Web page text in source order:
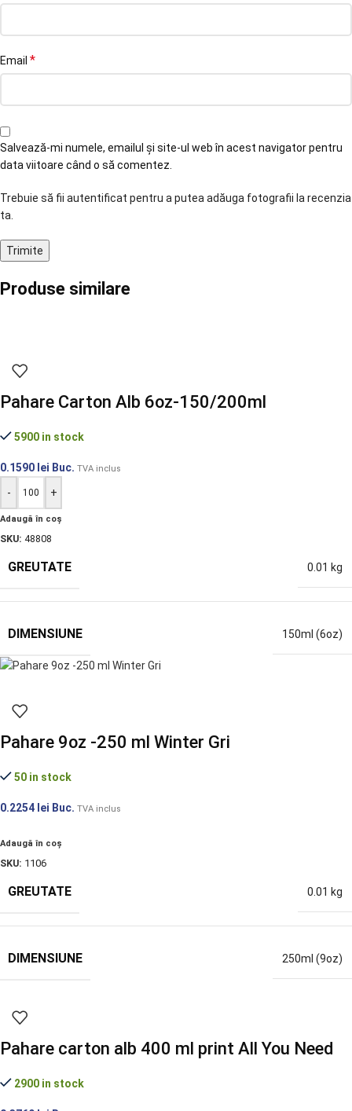
Email *
Salvează-mi numele, emailul și site-ul web în acest navigator pentru
data viitoare când o să comentez.
Trebuie să fii autentificat pentru a putea adăuga fotografii la recenzia
ta.
Produse similare
Pahare Carton Alb 6oz-150/200ml
5900 in stock
0.1590 lei Buc. TVA inclus
- +
Adaugă în coș
SKU: 48808
GREUTATE 0.01 kg
DIMENSIUNE 150ml (6oz)
Pahare 9oz -250 ml Winter Gri
50 in stock
0.2254 lei Buc. TVA inclus
Adaugă în coș
SKU: 1106
GREUTATE 0.01 kg
DIMENSIUNE 250ml (9oz)
Pahare carton alb 400 ml print All You Need
2900 in stock